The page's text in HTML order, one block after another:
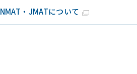
NMAT・JMATについて